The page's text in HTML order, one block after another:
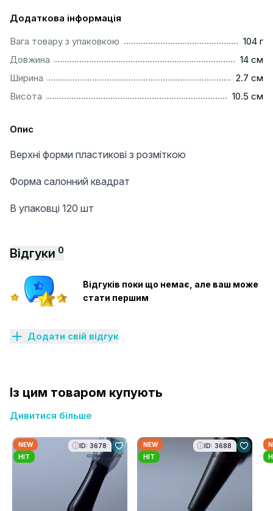
Додаткова інформація
Вага товару з упаковкою
104 г
Довжина
14 см
Ширина
2.7 см
Висота
10.5 см
Опис
Верхні форми пластикові з розміткою
Форма салонний квадрат
В упаковці 120 шт
Відгуки 0
Відгуків поки що немає, але ваш може
стати першим
Додати свій відгук
Із цим товаром купують
Дивитися більше
NEW
HIT
ID: 3678
NEW
HIT
ID: 3688